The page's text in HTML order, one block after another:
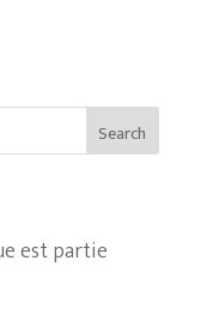
Search
est partie